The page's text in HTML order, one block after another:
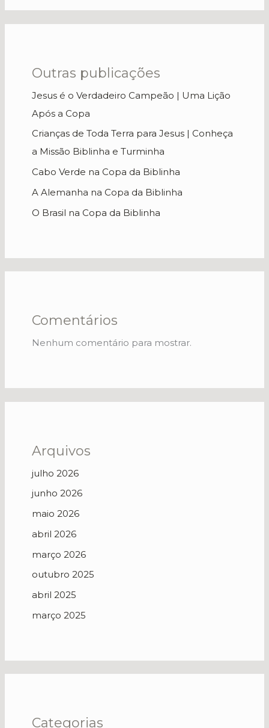
Outras publicações
Jesus é o Verdadeiro Campeão | Uma Lição
Após a Copa
Crianças de Toda Terra para Jesus | Conheça
a Missão Biblinha e Turminha
Cabo Verde na Copa da Biblinha
A Alemanha na Copa da Biblinha
O Brasil na Copa da Biblinha
Comentários
Nenhum comentário para mostrar.
Arquivos
julho 2026
junho 2026
maio 2026
abril 2026
março 2026
outubro 2025
abril 2025
março 2025
Categorias